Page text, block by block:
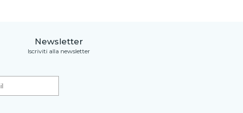
Newsletter
Iscriviti alla newsletter